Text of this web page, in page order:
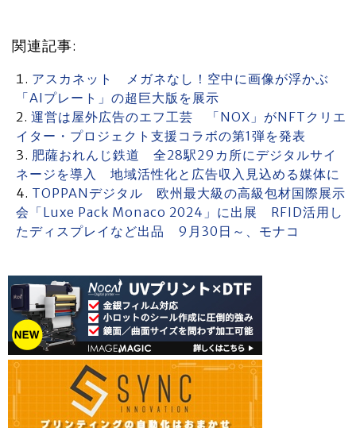
関連記事:
アスカネット メガネなし！空中に画像が浮かぶ
「AIプレート」の超巨大版を展示
運営は屋外広告のエフ工芸 「NOX」がNFTクリエ
イター・プロジェクト支援コラボの第1弾を発表
肥薩おれんじ鉄道 全28駅29カ所にデジタルサイ
ネージを導入 地域活性化と広告収入見込める媒体に
TOPPANデジタル 欧州最大級の高級包材国際展示
会「Luxe Pack Monaco 2024」に出展 RFID活用し
たディスプレイなど出品 9月30日～、モナコ